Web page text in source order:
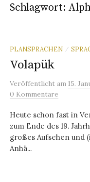
Schlagwort:
PLANSPRACHEN /
Volapük
Veröffentlicht am 15.
0 Kommentare
Heute schon fast in
zum Ende des 19.
großes Aufsehen und
Anhä...